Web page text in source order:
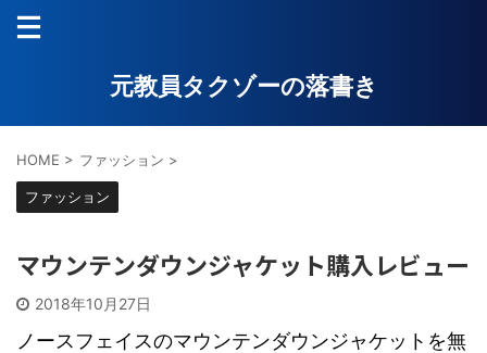
元教員タクゾーの落書き
HOME > ファッション >
ファッション
マウンテンダウンジャケット購入レビュー
2018年10月27日
ノースフェイスのマウンテンダウンジャケットを無